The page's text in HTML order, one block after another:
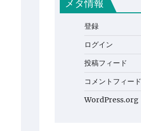
メタ情報
登録
ログイン
投稿フィード
コメントフィード
WordPress.org